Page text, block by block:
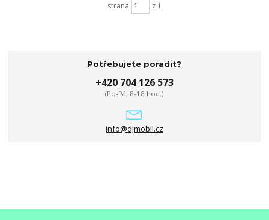
strana z 1
Potřebujete poradit?
+420 704 126 573
(Po-Pá, 8-18 hod.)
info@djmobil.cz